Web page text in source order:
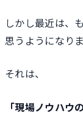
しかし最近は、
思うようになり
それは、
「現場ノウハウ